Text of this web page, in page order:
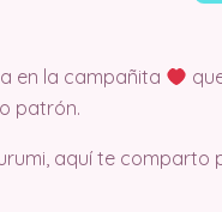
en la campañita
patrón.
aquí te